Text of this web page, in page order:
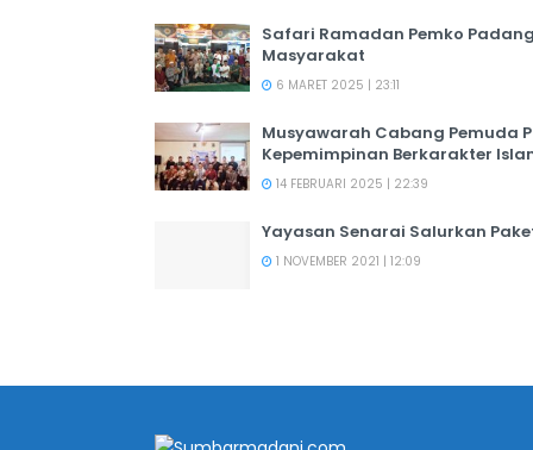
Safari Ramadan Pemko
Masyarakat
6 MARET 2025 | 23:11
Musyawarah Cabang Pemuda
Kepemimpinan Berkarakter
14 FEBRUARI 2025 | 22:39
Yayasan Senarai Salurkan
1 NOVEMBER 2021 | 12:09